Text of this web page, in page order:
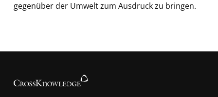
gegenüber der Umwelt zum Ausdruck zu bringen.